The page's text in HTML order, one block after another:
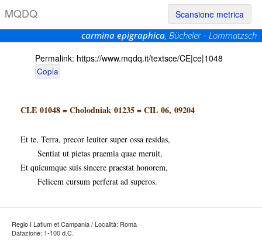
MQDQ
Scansione metrica
carmina epigraphica, Bücheler - Lommatzsch
Permalink: https://www.mqdq.it/textsce/CE|ce|1048
Copia
CLE 01048=Cholodniak 01235=CIL 06, 09204
Et te, Terra, precor leuiter super ossa residas,
Sentiat ut pietas praemia quae meruit,
Et quicumque suis sincere praestat honorem,
Felicem cursum perferat ad superos.
Regio I Latium et Campania / Località: Roma
Datazione: 1-100 d.C.